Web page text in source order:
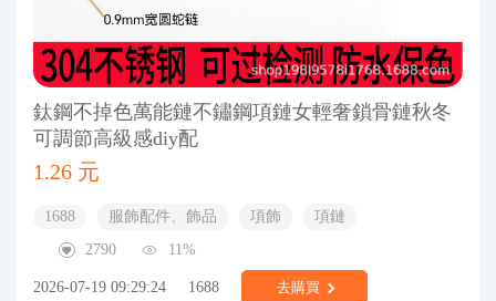
鈦鋼不掉色萬能鏈不鏽鋼項鏈女輕奢鎖骨鏈秋冬
可調節高級感diy配
1.26 元
1688 服飾配件、飾品 項飾
項鏈
2790
11%
2026-07-19 09:29:24 1688 去購買